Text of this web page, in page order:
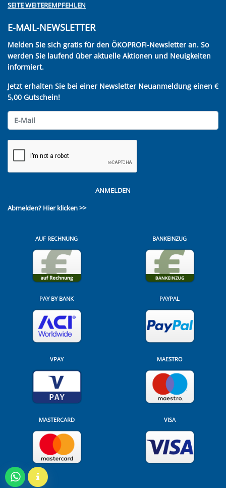
SEITE WEITEREMPFEHLEN
E-MAIL-NEWSLETTER
Melden Sie sich gratis für den ÖKOPROFI-Newsletter an. So
werden Sie laufend über aktuelle Aktionen und Neuigkeiten
informiert.
Jetzt erhalten Sie bei einer Newsletter Neuanmeldung einen €
5,00 Gutschein!
ANMELDEN
Abmelden? Hier klicken >>
AUF RECHNUNG BANKEINZUG
PAY BY BANK PAYPAL
VPAY MAESTRO
MASTERCARD VISA